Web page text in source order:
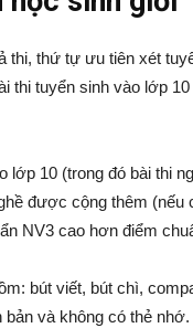
thi, thứ tự ưu tiên xét
tuyển sinh vào lớp
10 (trong đó bài thi
được cộng thêm
NV3 cao hơn điểm
bút viết, bút chì,
và không có thẻ